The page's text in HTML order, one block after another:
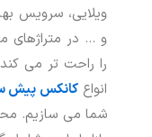
ویلایی، سرویس
و … در متراژهای
انواعکانکس پیش
شما می سازیم.